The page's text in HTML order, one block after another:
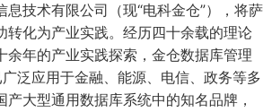
息技术有限公司（现“电科金仓”），将萨
转化为产业实践。经历四十余载的理论
余年的产业实践探索，金仓数据库管理
泛应用于金融、能源、电信、政务等多
产大型通用数据库系统中的知名品牌，